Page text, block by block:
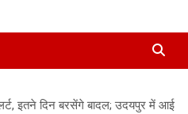
इतने दिन बरसेंगे बादल; उदयपुर में आई